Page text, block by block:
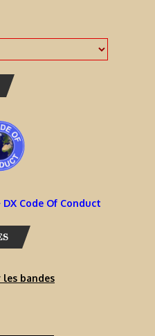
Code Of Conduct
bandes